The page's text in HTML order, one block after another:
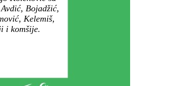
Bojadžić,
Kelemiš,
i komšije.